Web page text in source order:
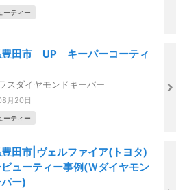
ーティー
豊田市 UP キーパーコーティ
スダイヤモンドキーパー
月20日
ーティー
田市|ヴェルファイア(トヨタ)
ューティー事例(Ｗダイヤモン
パー)